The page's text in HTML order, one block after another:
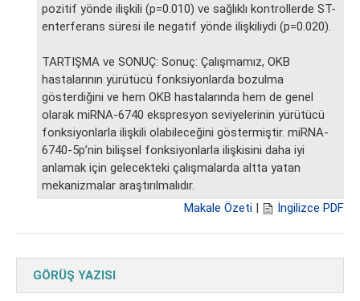
pozitif yönde ilişkili (p=0.010) ve sağlıklı kontrollerde ST-
enterferans süresi ile negatif yönde ilişkiliydi (p=0.020).
TARTIŞMA ve SONUÇ: Sonuç: Çalışmamız, OKB
hastalarının yürütücü fonksiyonlarda bozulma
gösterdiğini ve hem OKB hastalarında hem de genel
olarak miRNA-6740 ekspresyon seviyelerinin yürütücü
fonksiyonlarla ilişkili olabileceğini göstermiştir. miRNA-
6740-5p’nin bilişsel fonksiyonlarla ilişkisini daha iyi
anlamak için gelecekteki çalışmalarda altta yatan
mekanizmalar araştırılmalıdır.
Makale Özeti | İngilizce PDF
GÖRÜŞ YAZISI